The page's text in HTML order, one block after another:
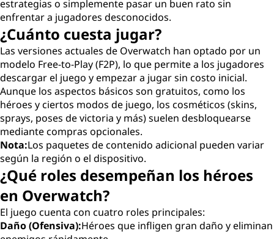
estrategias o simplemente pasar un buen rato sin
enfrentar a jugadores desconocidos.
¿Cuánto cuesta jugar?
Las versiones actuales de Overwatch han optado por un
modelo Free-to-Play (F2P), lo que permite a los jugadores
descargar el juego y empezar a jugar sin costo inicial.
Aunque los aspectos básicos son gratuitos, como los
héroes y ciertos modos de juego, los cosméticos (skins,
sprays, poses de victoria y más) suelen desbloquearse
mediante compras opcionales.
Nota:Los paquetes de contenido adicional pueden variar
según la región o el dispositivo.
¿Qué roles desempeñan los héroes
en Overwatch?
El juego cuenta con cuatro roles principales:
Daño (Ofensiva):Héroes que infligen gran daño y eliminan